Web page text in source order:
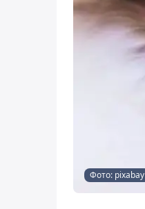
Фото: pixabay